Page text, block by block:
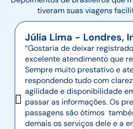
tiveram suas viagens
Júlia Lima - Londres,
“Gostaria de deixar
excelente atendimento que
Sempre muito prestativo e
respondendo tudo com
agilidade e disponibilidade
passar as informações. Os
passagens são ótimos
demais os serviços dele e a